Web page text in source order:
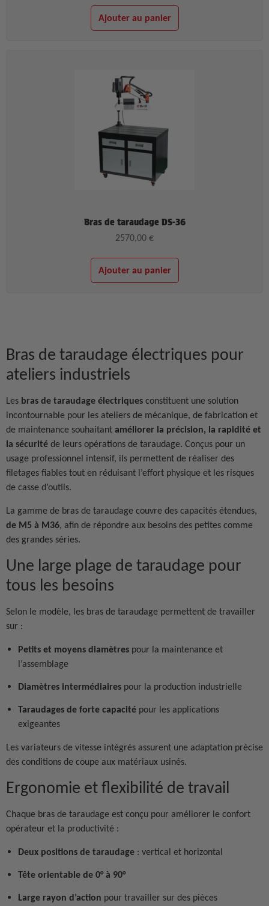
Ajouter au panier
Bras de taraudage DS-36
2570,00 €
Ajouter au panier
Bras de taraudage électriques pour
ateliers industriels
Les bras de taraudage électriques constituent une solution
incontournable pour les ateliers de mécanique, de fabrication et
de maintenance souhaitant améliorer la précision, la rapidité et
la sécurité de leurs opérations de taraudage. Conçus pour un
usage professionnel intensif, ils permettent de réaliser des
filetages fiables tout en réduisant l’effort physique et les risques
de casse d’outils.
La gamme de bras de taraudage couvre des capacités étendues,
de M5 à M36, afin de répondre aux besoins des petites comme
des grandes séries.
Une large plage de taraudage pour
tous les besoins
Selon le modèle, les bras de taraudage permettent de travailler
sur :
Petits et moyens diamètres pour la maintenance et
l’assemblage
Diamètres intermédiaires pour la production industrielle
Taraudages de forte capacité pour les applications
exigeantes
Les variateurs de vitesse intégrés assurent une adaptation précise
des conditions de coupe aux matériaux usinés.
Ergonomie et flexibilité de travail
Chaque bras de taraudage est conçu pour améliorer le confort
opérateur et la productivité :
Deux positions de taraudage : vertical et horizontal
Tête orientable de 0° à 90°
Large rayon d’action pour travailler sur des pièces